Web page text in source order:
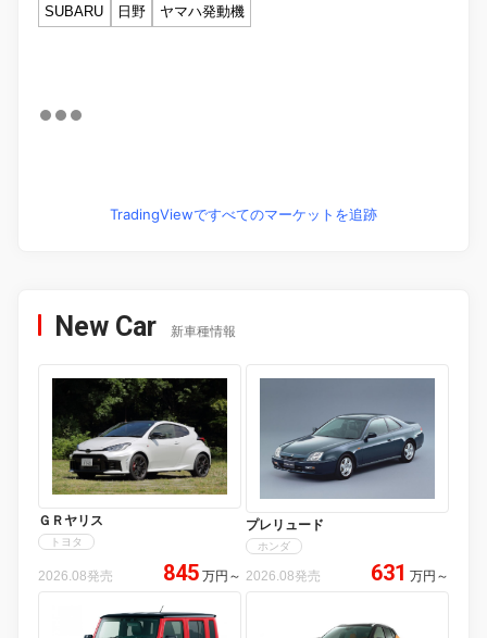
SUBARU
日野 ヤマハ発動機
TradingViewですべてのマーケットを追跡
New Car 新車種情報
ＧＲヤリス
トヨタ
2026.08発売 845 万円 ～
プレリュード
ホンダ
2026.08発売 631 万円 ～